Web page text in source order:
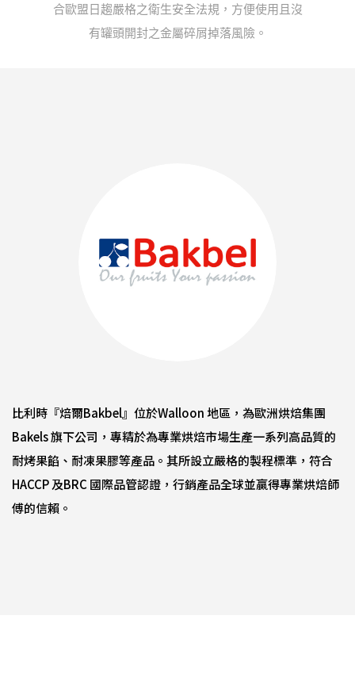
合歐盟日趨嚴格之衛生安全法規，方便使用且沒
有罐頭開封之金屬碎屑掉落風險。
比利時『焙爾Bakbel』位於Walloon 地區，為歐洲烘焙集團
Bakels 旗下公司，專精於為專業烘焙市場生產一系列高品質的
耐烤果餡、耐凍果膠等產品。其所設立嚴格的製程標準，符合
HACCP 及BRC 國際品管認證，行銷產品全球並贏得專業烘焙師
傅的信賴。